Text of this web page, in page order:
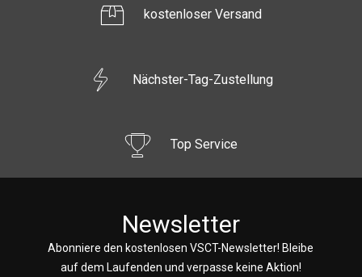
kostenloser Versand
Nächster-Tag-Zustellung
Top Service
Newsletter
Abonniere den kostenlosen VSCT-Newsletter! Bleibe
auf dem Laufenden und verpasse keine Aktion!